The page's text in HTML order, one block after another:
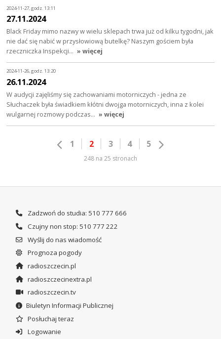
2024-11-27, godz. 13:11
27.11.2024
Black Friday mimo nazwy w wielu sklepach trwa już od kilku tygodni, jak
nie dać się nabić w przysłowiową butelkę? Naszym gościem była
rzeczniczka Inspekcji… » więcej
2024-11-26, godz. 13:20
26.11.2024
W audycji zajęliśmy się zachowaniami motorniczych - jedna ze
Słuchaczek była świadkiem kłótni dwojga motorniczych, inna z kolei
wulgarnej rozmowy podczas… » więcej
1 2 3 4 5
248 na 25 stronach
Zadzwoń do studia: 510 777 666
Czujny non stop: 510 777 222
Wyślij do nas wiadomość
Prognoza pogody
radioszczecin.pl
radioszczecinextra.pl
radioszczecin.tv
Biuletyn Informacji Publicznej
Posłuchaj teraz
Logowanie